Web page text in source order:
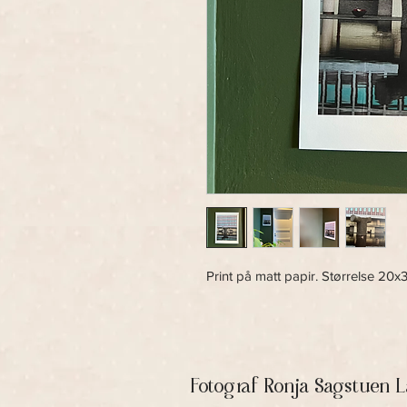
Print på matt papir. Størrelse
Fotograf Ronja Sagstuen